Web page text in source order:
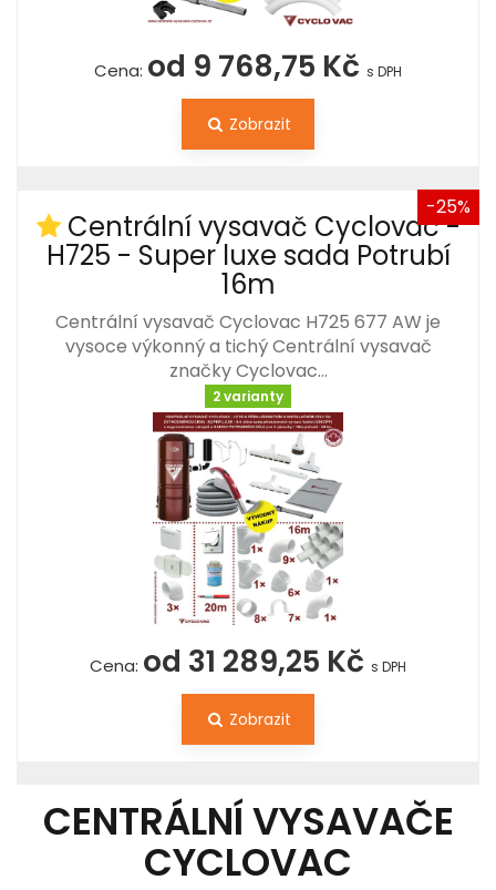
Cena: od 9 768,75 Kč s DPH
Zobrazit
-25%
Centrální vysavač Cyclovac -
H725 - Super luxe sada Potrubí
16m
Centrální vysavač Cyclovac H725 677 AW je
vysoce výkonný a tichý Centrální vysavač
značky Cyclovac…
2 varianty
Cena: od 31 289,25 Kč s DPH
Zobrazit
CENTRÁLNÍ VYSAVAČE
CYCLOVAC